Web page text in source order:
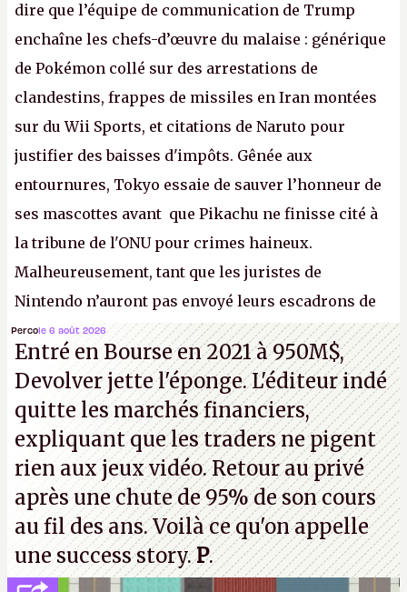
dire que l’équipe de communication de Trump
enchaîne les chefs-d’œuvre du malaise : générique
de Pokémon collé sur des arrestations de
clandestins, frappes de missiles en Iran montées
sur du Wii Sports, et citations de Naruto pour
justifier des baisses d'impôts. Gênée aux
entournures, Tokyo essaie de sauver l’honneur de
ses mascottes avant que Pikachu ne finisse cité à
la tribune de l'ONU pour crimes haineux.
Malheureusement, tant que les juristes de
Nintendo n’auront pas envoyé leurs escadrons de
la mort judiciaires pour distribuer du copyright
strike à tour de bras, l'Oncle Sam continuera
d'étaler sa confiture intellectuelle sur vos
souvenirs d'enfance.P.
Percole 6 août 2026
Entré en Bourse en 2021 à 950M$,
Devolver jette l'éponge. L'éditeur indé
quitte les marchés financiers,
expliquant que les traders ne pigent
rien aux jeux vidéo. Retour au privé
après une chute de 95% de son cours
au fil des ans. Voilà ce qu'on appelle
une success story.P.